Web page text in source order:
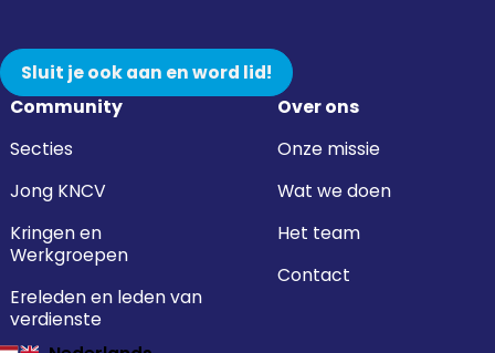
Community
Secties
Jong KNCV
Kringen en
Werkgroepen
Ereleden en leden van
verdienste
Over ons
Onze missie
Wat we doen
Het team
Contact
Sluit je ook aan en word lid!